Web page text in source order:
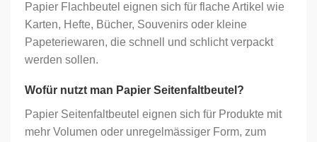
Papier Flachbeutel eignen sich für flache Artikel wie
Karten, Hefte, Bücher, Souvenirs oder kleine
Papeteriewaren, die schnell und schlicht verpackt
werden sollen.
Wofür nutzt man Papier Seitenfaltbeutel?
Papier Seitenfaltbeutel eignen sich für Produkte mit
mehr Volumen oder unregelmässiger Form, zum